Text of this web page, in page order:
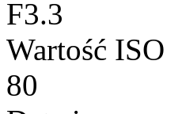
F3.3
Wartość ISO
80